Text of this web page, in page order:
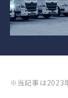
※当記事は2023